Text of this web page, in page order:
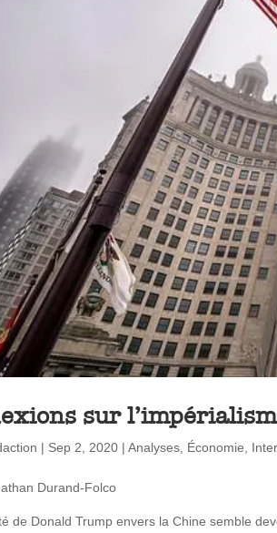
sur
| Sep 2, 2020 |Analyses Économie
Durand-Folco
de Donald Trump envers la Chine semble